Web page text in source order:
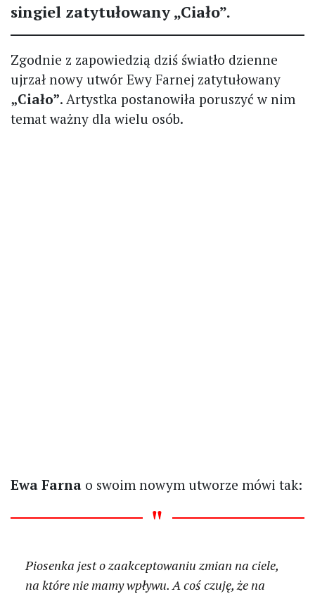
singiel zatytułowany „Ciało”.
Zgodnie z zapowiedzią dziś światło dzienne
ujrzał nowy utwór Ewy Farnej zatytułowany
„Ciało”. Artystka postanowiła poruszyć w nim
temat ważny dla wielu osób.
Ewa Farna o swoim nowym utworze mówi tak:
Piosenka jest o zaakceptowaniu zmian na ciele,
na które nie mamy wpływu. A coś czuję, że na